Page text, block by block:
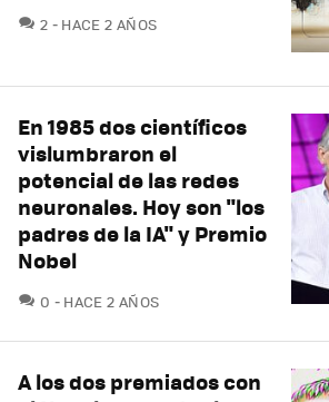
2 COMENTARIOS
HACE 2 AÑOS
En 1985 dos científicos
vislumbraron el
potencial de las redes
neuronales. Hoy son "los
padres de la IA" y Premio
Nobel
0 COMENTARIOS
HACE 2 AÑOS
A los dos premiados con